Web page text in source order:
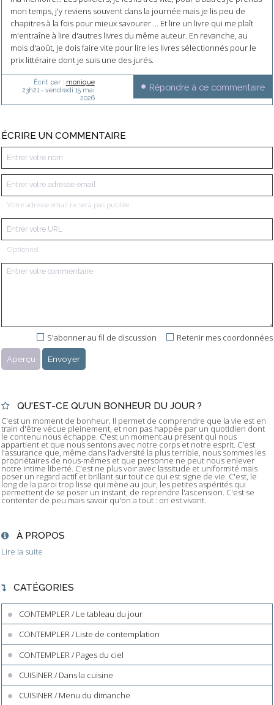
mon temps, j'y reviens souvent dans la journée mais je lis peu de
chapitres à la fois pour mieux savourer.... Et lire un livre qui me plaît
m'entraîne à lire d'autres livres du même auteur. En revanche, au
mois d'août, je dois faire vite pour lire les livres sélectionnés pour le
prix littéraire dont je suis une des jurés.
Écrit par : monique
23h21 - vendredi 15 mai
2026
Répondre à ce commentaire
ÉCRIRE UN COMMENTAIRE
Votre adresse email ne sera pas publiée
Optionnel
Retenir mes coordonnées
S'abonner au fil de discussion
QU'EST-CE QU'UN BONHEUR DU JOUR ?
C'est un moment de bonheur. Il permet de comprendre que la vie est en
train d'être vécue pleinement, et non pas happée par un quotidien dont
le contenu nous échappe. C'est un moment au présent qui nous
appartient et que nous sentons avec notre corps et notre esprit. C'est
l'assurance que, même dans l'adversité la plus terrible, nous sommes les
propriétaires de nous-mêmes et que personne ne peut nous enlever
notre intime liberté. C'est ne plus voir avec lassitude et uniformité mais
poser un regard actif et brillant sur tout ce qui est signe de vie. C'est, le
long de la paroi trop lisse qui mène au jour, les petites aspérités qui
permettent de se poser un instant, de reprendre l'ascension. C'est se
contenter de peu mais savoir qu'on a tout : on est vivant.
À PROPOS
Lire la suite
CATÉGORIES
CONTEMPLER / Le tableau du jour
CONTEMPLER / Liste de contemplation
CONTEMPLER / Pages du ciel
CUISINER / Dans la cuisine
CUISINER / Menu du dimanche